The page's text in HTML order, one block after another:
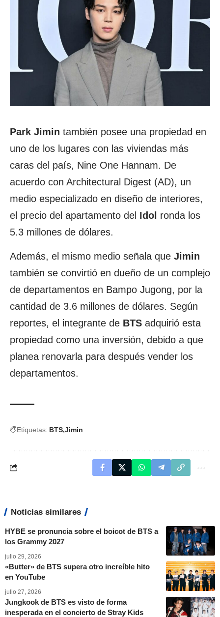
Park Jimin también posee una propiedad en
uno de los lugares con las viviendas más
caras del país, Nine One Hannam. De
acuerdo con Architectural Digest (AD), un
medio especializado en diseño de interiores,
el precio del apartamento del Idol ronda los
5.3 millones de dólares.
Además, el mismo medio señala que Jimin
también se convirtió en dueño de un complejo
de departamentos en Bampo Jugong, por la
cantidad de 3.6 millones de dólares. Según
reportes, el integrante de BTS adquirió esta
propiedad como una inversión, debido a que
planea renovarla para después vender los
departamentos.
Etiquetas: BTS Jimin
Noticias similares
HYBE se pronuncia sobre el boicot de BTS a
los Grammy 2027
julio 29, 2026
«Butter» de BTS supera otro increíble hito
en YouTube
julio 27, 2026
Jungkook de BTS es visto de forma
inesperada en el concierto de Stray Kids